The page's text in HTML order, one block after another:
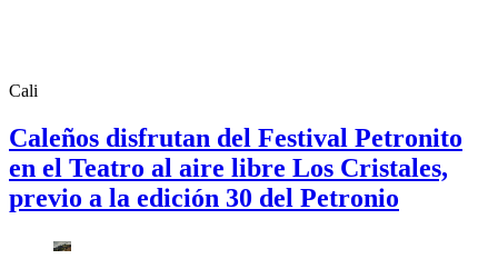
Cali
Caleños disfrutan del Festival Petronito
en el Teatro al aire libre Los Cristales,
previo a la edición 30 del Petronio